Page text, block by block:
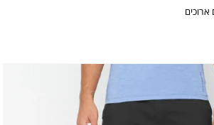
ארוכים